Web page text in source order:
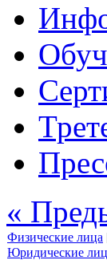
«
Физические лица
Юридические